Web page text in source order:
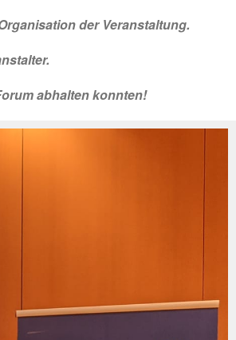
der Veranstaltung.
abhalten konnten!